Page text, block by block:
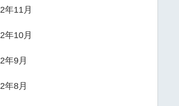
年11月
年10月
年9月
年8月